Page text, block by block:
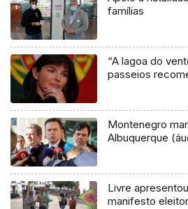
famílias
“A lagoa do
passeios
Montenegro
Albuquerque
Livre
manifesto